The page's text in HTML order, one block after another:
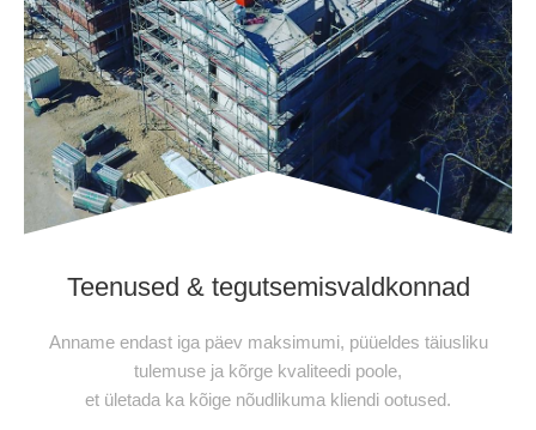
Teenused & tegutsemisvaldkonnad
Anname endast iga päev maksimumi, püüeldes täiusliku
tulemuse ja kõrge kvaliteedi poole,
et ületada ka kõige nõudlikuma kliendi ootused.